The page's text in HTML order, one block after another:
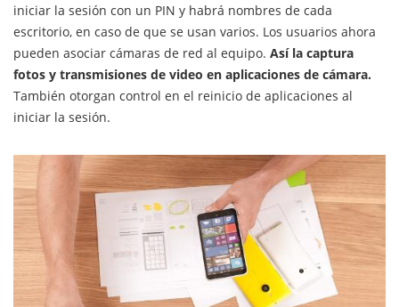
iniciar la sesión con un PIN y habrá nombres de cada
escritorio, en caso de que se usan varios. Los usuarios ahora
pueden asociar cámaras de red al equipo. Así la captura
fotos y transmisiones de video en aplicaciones de cámara.
También otorgan control en el reinicio de aplicaciones al
iniciar la sesión.